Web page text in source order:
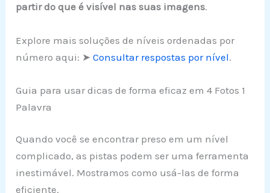
partir do que é visível nas suas imagens.
Explore mais soluções de níveis ordenadas por
número aqui: ➤Consultar respostas por nível.
Guia para usar dicas de forma eficaz em 4 Fotos 1
Palavra
Quando você se encontrar preso em um nível
complicado, as pistas podem ser uma ferramenta
inestimável. Mostramos como usá-las de forma
eficiente.